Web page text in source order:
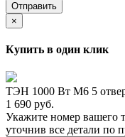
Отправить
×
Купить в один клик
ТЭН 1000 Вт M6 5
1 690 руб.
Укажите номер вашего
уточнив все детали по